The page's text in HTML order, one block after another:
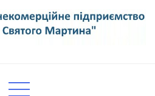
"Лікарня Святого